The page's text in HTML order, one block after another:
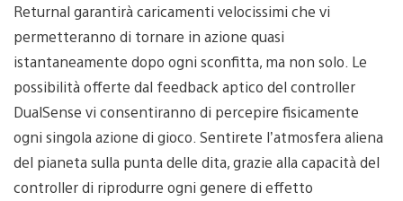
Returnal garantirà caricamenti velocissimi che vi
permetteranno di tornare in azione quasi
istantaneamente dopo ogni sconfitta, ma non solo. Le
possibilità offerte dal feedback aptico del controller
DualSense vi consentiranno di percepire fisicamente
ogni singola azione di gioco. Sentirete l’atmosfera aliena
del pianeta sulla punta delle dita, grazie alla capacità del
controller di riprodurre ogni genere di effetto